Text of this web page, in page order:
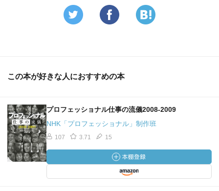
この本が好きな人におすすめの本
プロフェッショナル仕事の流儀2008‐2009
NHK「プロフェッショナル」制作班
107 3.71 15